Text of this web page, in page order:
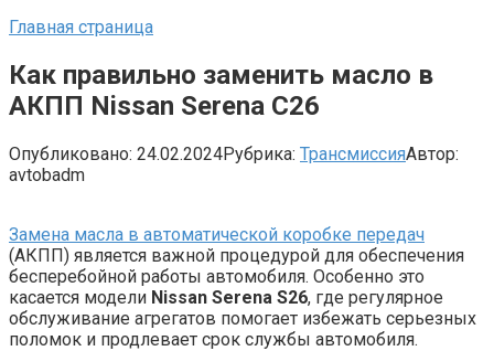
Главная страница
Как правильно заменить масло в
АКПП Nissan Serena C26
Опубликовано: 24.02.2024Рубрика: ТрансмиссияАвтор:
avtobadm
Замена масла в автоматической коробке передач
(АКПП) является важной процедурой для обеспечения
бесперебойной работы автомобиля. Особенно это
касается модели Nissan Serena S26, где регулярное
обслуживание агрегатов помогает избежать серьезных
поломок и продлевает срок службы автомобиля.